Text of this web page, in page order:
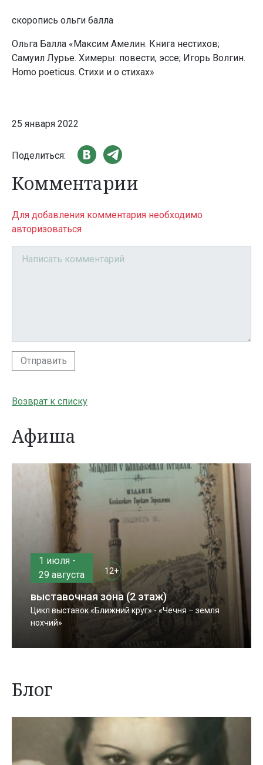
скоропись ольги балла
Ольга Балла «Максим Амелин. Книга нестихов;
Самуил Лурье. Химеры: повести, эссе; Игорь Волгин.
Homo poeticus. Стихи и о стихах»
25 января 2022
Поделиться:
Комментарии
Для добавления комментария необходимо
авторизоваться
Отправить
Возврат к списку
Афиша
1 июля -
29 августа
12+
выставочная зона (2 этаж)
Цикл выставок «Ближний круг» - «Чечня – земля
нохчий»
Блог